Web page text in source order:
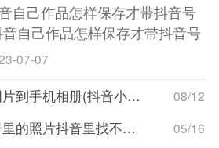
自己作品怎样保存才带抖音号
音自己作品怎样保存才带抖音号
07-07
抖音小程序保存图片到手机相册(抖音小程序保存图片到手机相册怎么找) 08/12
为什么保存到相册里的照片抖音里找不到(为什么保存到相册里的照片抖音里找不到了) 05/16